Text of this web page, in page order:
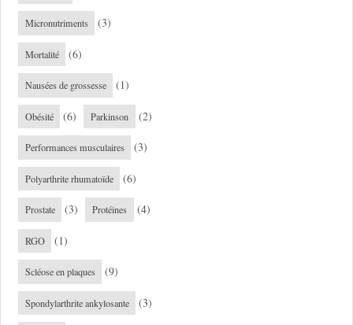
Micronutriments (3)
Mortalité (6)
Nausées de grossesse (1)
Obésité (6) Parkinson (2)
Performances musculaires (3)
Polyarthrite rhumatoïde (6)
Prostate (3) Protéines (4)
RGO (1)
Scléose en plaques (9)
Spondylarthrite ankylosante (3)